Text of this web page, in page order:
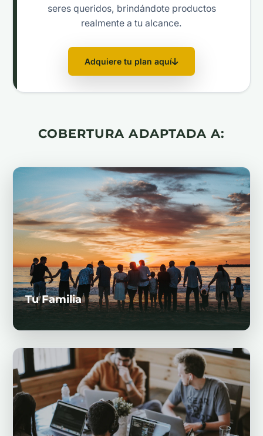
seres queridos, brindándote productos
realmente a tu alcance.
Adquiere tu plan aquí
COBERTURA ADAPTADA A:
Tu Familia